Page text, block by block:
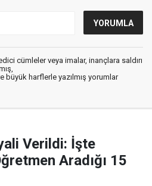
cümleler veya imalar, inançlara saldırı
büyük harflerle yazılmış yorumlar
Verildi: İşte
Aradığı 15